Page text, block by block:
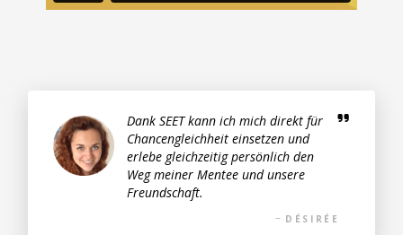
Dank SEET kann ich mich direkt für
Chancengleichheit einsetzen und
erlebe gleichzeitig persönlich den
Weg meiner Mentee und unsere
Freundschaft.
DÉSIRÉE